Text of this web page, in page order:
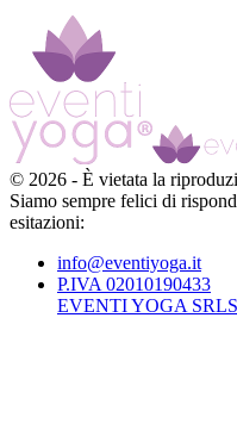
© 2026 - È vietata la
Siamo sempre felici di
esitazioni:
info@eventiyoga.it
P.IVA 02010190433
EVENTI YOGA SRLS